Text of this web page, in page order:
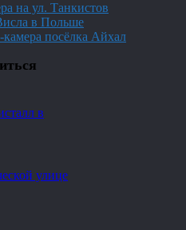
на ул. Танкистов
в Польше
камера посёлка Айхал
в
улице